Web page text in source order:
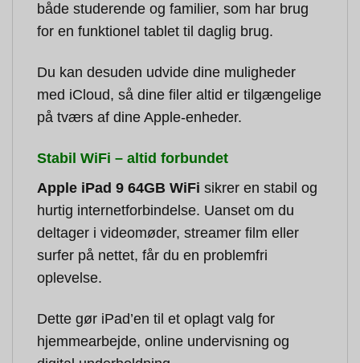
både studerende og familier, som har brug
for en funktionel tablet til daglig brug.
Du kan desuden udvide dine muligheder
med iCloud, så dine filer altid er tilgængelige
på tværs af dine Apple-enheder.
Stabil WiFi – altid forbundet
Apple iPad 9 64GB WiFi sikrer en stabil og
hurtig internetforbindelse. Uanset om du
deltager i videomøder, streamer film eller
surfer på nettet, får du en problemfri
oplevelse.
Dette gør iPad’en til et oplagt valg for
hjemmearbejde, online undervisning og